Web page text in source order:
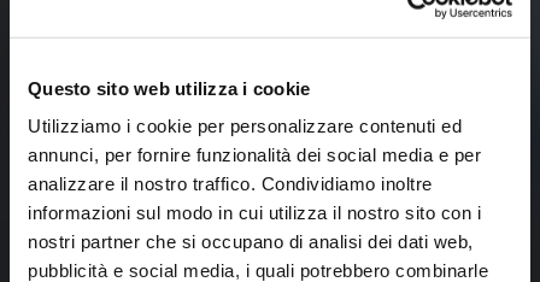
Questo sito web utilizza i cookie
Utilizziamo i cookie per personalizzare contenuti ed
annunci, per fornire funzionalità dei social media e per
analizzare il nostro traffico. Condividiamo inoltre
informazioni sul modo in cui utilizza il nostro sito con i
nostri partner che si occupano di analisi dei dati web,
pubblicità e social media, i quali potrebbero combinarle